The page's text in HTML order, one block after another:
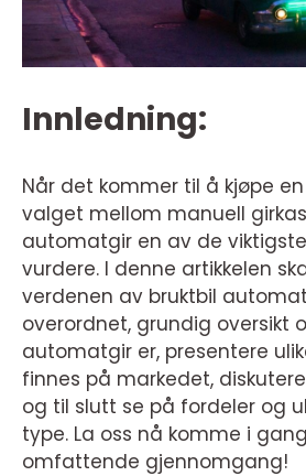
Innledning:
Når det kommer til å kjøpe
valget mellom manuell
automatgir en av de
vurdere. I denne artikkelen
verdenen av bruktbil
overordnet, grundig oversikt
automatgir er, presentere
finnes på markedet,
og til slutt se på fordeler og
type. La oss nå komme i
omfattende gjennomgang!